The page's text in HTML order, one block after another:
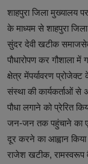
शाहपुरा जिला मुख्यालय
के माध्यम से शाहपुरा
सुंदर देवी खटीक
पौधारोपण कर गौशाला में
क्षेत्र मेंपर्यावरण
संस्था की कार्यकर्ताओं से
पौधा लगाने को प्रेरित
जन-जन तक पहुंचाने का
दूर करने का आह्वान
राजेश खटीक, रामस्वरूप